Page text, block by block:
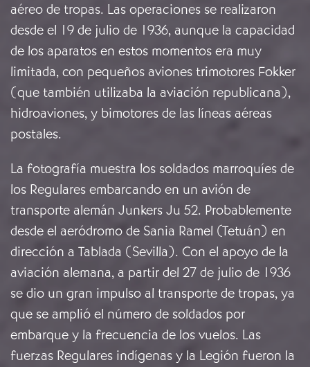
aéreo de tropas. Las operaciones se realizaron
desde el 19 de julio de 1936, aunque la capacidad
de los aparatos en estos momentos era muy
limitada, con pequeños aviones trimotores Fokker
(que también utilizaba la aviación republicana),
hidroaviones, y bimotores de las líneas aéreas
postales.
La fotografía muestra los soldados marroquíes de
los Regulares embarcando en un avión de
transporte alemán Junkers Ju 52. Probablemente
desde el aeródromo de Sania Ramel (Tetuán) en
dirección a Tablada (Sevilla). Con el apoyo de la
aviación alemana, a partir del 27 de julio de 1936
se dio un gran impulso al transporte de tropas, ya
que se amplió el número de soldados por
embarque y la frecuencia de los vuelos. Las
fuerzas Regulares indígenas y la Legión fueron la